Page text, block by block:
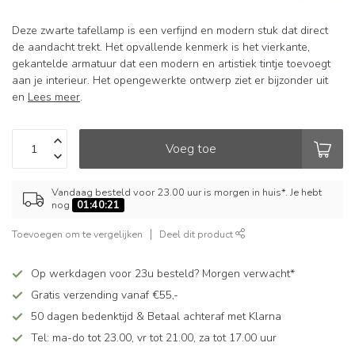
Deze zwarte tafellamp is een verfijnd en modern stuk dat direct
de aandacht trekt. Het opvallende kenmerk is het vierkante,
gekantelde armatuur dat een modern en artistiek tintje toevoegt
aan je interieur. Het opengewerkte ontwerp ziet er bijzonder uit
en Lees meer.
Voeg toe
Vandaag besteld voor 23.00 uur is morgen in huis*. Je hebt
nog
01:40:21
Toevoegen om te vergelijken Deel dit product
Op werkdagen voor 23u besteld? Morgen verwacht*
Gratis verzending vanaf €55,-
50 dagen bedenktijd & Betaal achteraf met Klarna
Tel: ma-do tot 23.00, vr tot 21.00, za tot 17.00 uur